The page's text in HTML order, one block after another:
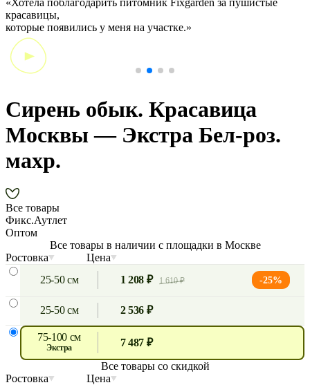
«Хотела поблагодарить питомник Fixgarden за пушистые
красавицы,
которые появились у меня на участке.»
Сирень обык. Красавица
Москвы — Экстра Бел-роз.
махр.
Все товары
Фикс.Аутлет
Оптом
Все товары в наличии с площадки в Москве
Ростовка
Цена
25-50 см
1 208 ₽ 1 610 ₽ -25%
25-50 см 2 536 ₽
75-100 см
экстра
7 487 ₽
Все товары со скидкой
Ростовка
Цена